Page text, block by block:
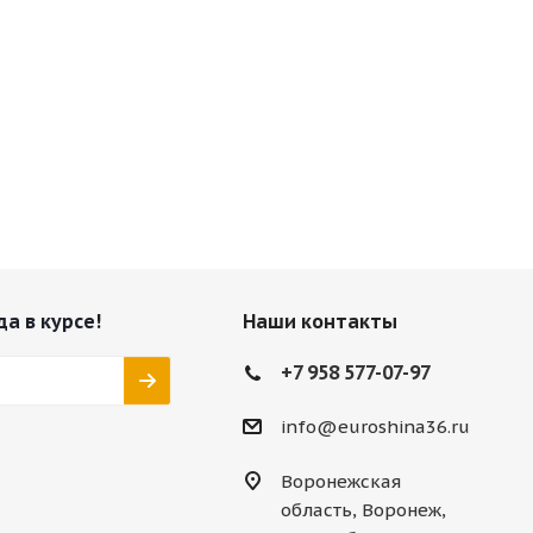
в курсе! Наши контакты
+7 958 577-07-97
info@euroshina36.ru
Воронежская
область, Воронеж,